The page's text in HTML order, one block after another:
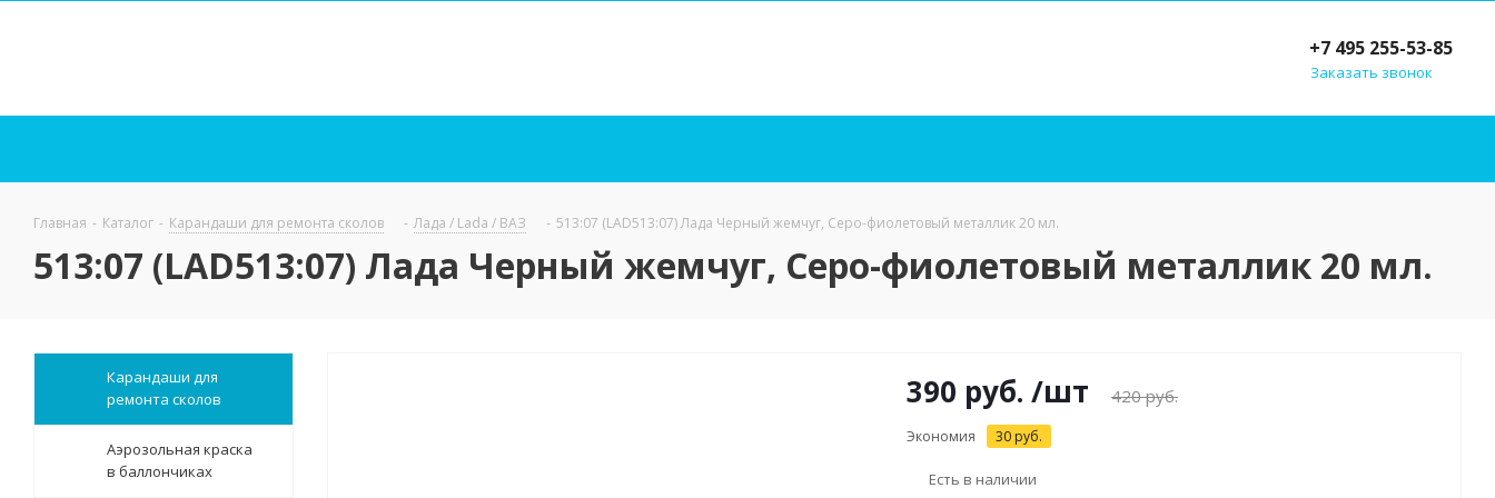
+7 495 255-53-85
Заказать звонок
Главная - Каталог - Карандаши для ремонта сколов - Лада / Lada / ВАЗ - 513:07 (LAD513:07) Лада Черный жемчуг, Серо-фиолетовый металлик 20 мл.
513:07 (LAD513:07) Лада Черный жемчуг, Серо-фиолетовый металлик 20 мл.
390 руб. /шт 420руб.
Экономия 30 руб.
Есть в наличии
Карандаши для
ремонта сколов
Аэрозольная краска
в баллончиках